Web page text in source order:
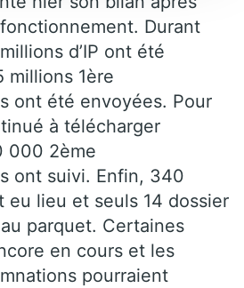
Durant
d’IP ont été
millions 1ère
ont été envoyées. Pour
à télécharger
000 2ème
ont suivi. Enfin, 340
eu lieu et seuls 14 dossier
parquet. Certaines
en cours et les
pourraient